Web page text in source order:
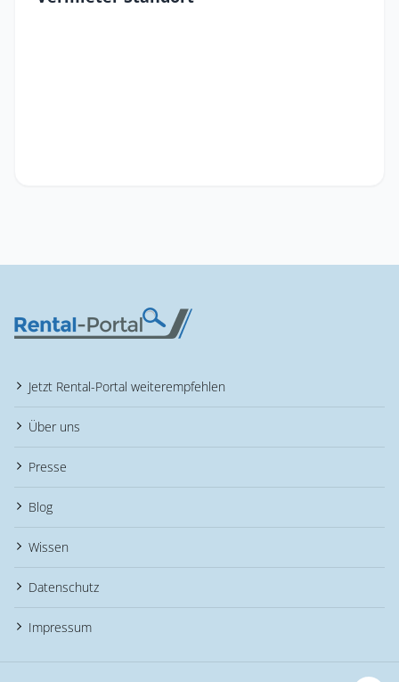
Jetzt Rental-Portal weiterempfehlen
Über uns
Presse
Blog
Wissen
Datenschutz
Impressum